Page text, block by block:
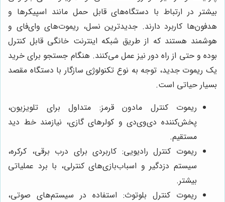
بیشتر در ارتباط با دستگاه‌های قابل حمل مانند اسپیکرها و
هدفون‌ها کاربرد دارند. جدیدترین نسل، ریموت‌های وای‌فای و
هوشمند هستند که از طریق شبکه اینترنت خانگی قابل کنترل
بوده و حتی از راه دور نیز عمل می‌کنند. هنگام جستجو برای خرید
یک ریموت جدید، توجه به نوع تکنولوژی سازگار با دستگاه مقصد
بسیار حیاتی است.
ریموت کنترل مادون قرمز: متداول برای تلویزیون،
پخش‌کننده دی‌وی‌دی و کولرهای گازی، نیازمند خط دید
مستقیم.
ریموت کنترل رادیویی: کاربردی برای درب برقی، کرکره،
سیستم دزدگیر و اسباب‌بازی‌های کنترلی، با برد عملیاتی
بیشتر.
ریموت کنترل بلوتوث: استفاده در سیستم‌های صوتی،